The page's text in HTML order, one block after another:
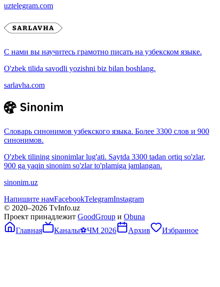
uztelegram.com
С нами вы научитесь грамотно писать на узбекском языке.
O'zbek tilida savodli yozishni biz bilan boshlang.
sarlavha.com
Словарь синонимов узбекского языка. Более 3300 слов и 900
синонимов.
O'zbek tilining sinonimlar lug'ati. Saytda 3300 tadan ortiq so'zlar,
900 ga yaqin sinonim so'zlar to'plamiga jamlangan.
sinonim.uz
Напишите намFacebookTelegramInstagram
© 2020–2026 TvInfo.uz
Проект принадлежит GoodGroup и Obuna
Главная
Каналы⚽ЧМ 2026 Архив Избранное